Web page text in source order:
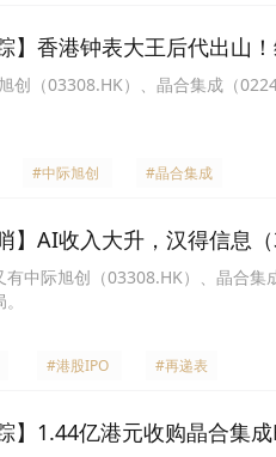
】香港钟表大王后代出山
创（03308.HK）、晶合集成（
#中际旭创 #晶合集成
】AI收入大升，汉得信息
有中际旭创（03308.HK）、晶合
#港股IPO #再递表
】1.44亿港元收购晶合集